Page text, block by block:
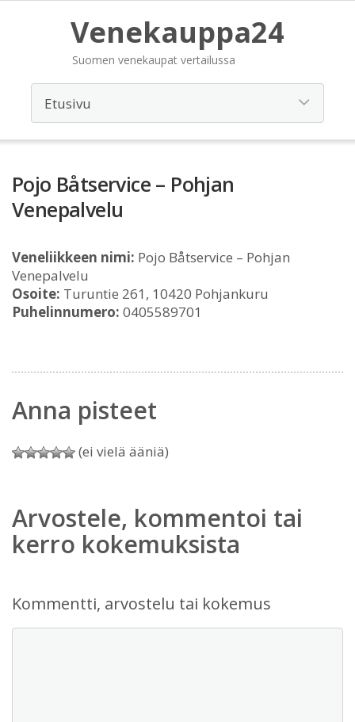
Venekauppa24
Suomen venekaupat vertailussa
Pojo Båtservice – Pohjan
Venepalvelu
Veneliikkeen nimi: Pojo Båtservice – Pohjan
Venepalvelu
Osoite: Turuntie 261, 10420 Pohjankuru
Puhelinnumero: 0405589701
Anna pisteet
(ei vielä ääniä)
Arvostele, kommentoi tai
kerro kokemuksista
Kommentti, arvostelu tai kokemus